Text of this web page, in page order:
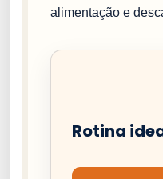
alimentação e
Rotina